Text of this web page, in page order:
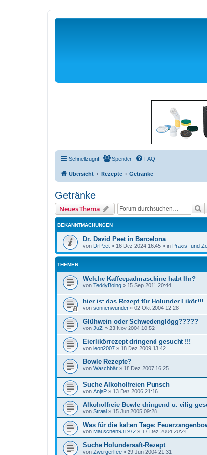
Schnellzugriff Spender FAQ
Übersicht Rezepte Getränke
Getränke
Neues Thema
BEKANNTMACHUNGEN
Dr. David Peet in Barcelona
von DrPeet » 16 Dez 2024 16:45 » in Praxis- und
THEMEN
Welche Kaffeepadmaschine habt Ihr?
von TeddyBoing » 15 Sep 2011 20:44
hier ist das Rezept für Holunder Likör!!!
von sonnenwunder » 02 Okt 2004 12:28
Glühwein oder Schwedenglögg?????
von JuZi » 23 Nov 2004 10:52
Eierlikörrezept dringend gesucht !!!
von leon2007 » 18 Dez 2009 13:42
Bowle Rezepte?
von Waschbär » 18 Dez 2007 16:25
Suche Alkoholfreien Punsch
von AnjaP » 13 Dez 2006 21:16
Alkoholfreie Bowle dringend u. eilig
von Straal » 15 Jun 2005 09:28
Was für die kalten Tage:
von Mäuschen931972 » 17 Dez 2004 20:24
Suche Holundersaft-Rezept
von Zwergerlfee » 29 Jun 2004 21:31